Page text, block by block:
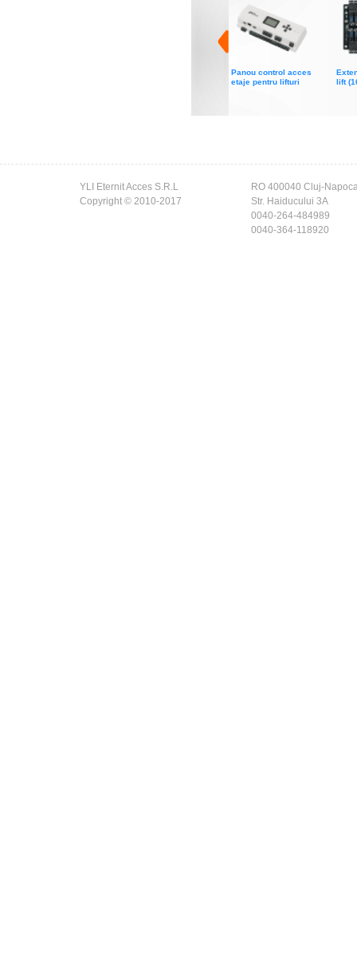
Panou control acces
etaje pentru lifturi
lift
YLI Eternit Acces S.R.L
Copyright © 2010-2017
RO 400040 Cluj-
Str. Haiducului 3A
0040-264-484989
0040-364-118920